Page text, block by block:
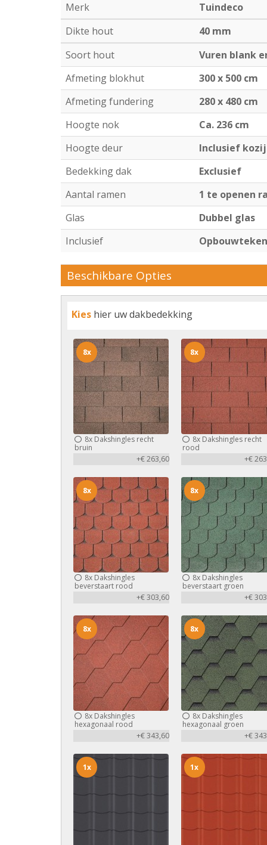
Merk
Tuindeco
Dikte hout
40 mm
Soort hout
Vuren blank
Afmeting blokhut
300 x 500 cm
Afmeting fundering
280 x 480 cm
Hoogte nok
Ca. 236 cm
Hoogte deur
Inclusief
Bedekking dak
Exclusief
Aantal ramen
1 te openen
Glas
Dubbel glas
Inclusief
Beschikbare Opties
Kies hier uw dakbedekking
8x Dakshingles recht
bruin
+€ 263,60
8x
8xDakshingles recht
rood
+€
8x
8x Dakshingles
beverstaart rood
+€ 303,60
8x
8xDakshingles
beverstaart groen
+€
8x
8x Dakshingles
hexagonaal rood
+€ 343,60
8x
8xDakshingles
hexagonaal groen
+€
8x
1x 1x